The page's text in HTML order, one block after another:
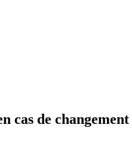
cas de